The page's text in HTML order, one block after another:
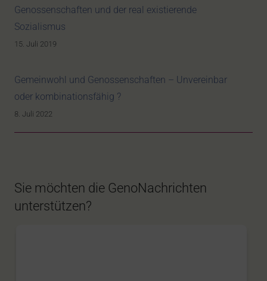
Genossenschaften und der real existierende
Sozialismus
15. Juli 2019
Gemeinwohl und Genossenschaften – Unvereinbar
oder kombinationsfähig ?
8. Juli 2022
Sie möchten die GenoNachrichten
unterstützen?